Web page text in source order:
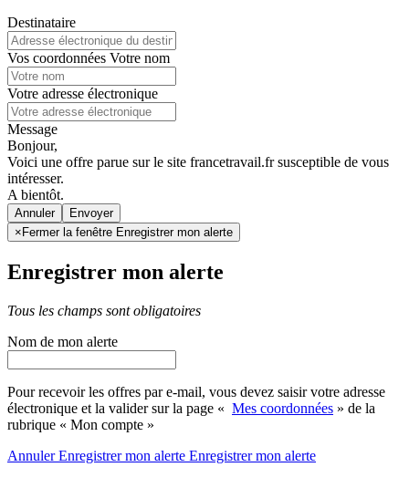
Destinataire
Vos coordonnées Votre nom
Votre adresse électronique
Message
Bonjour,
Voici une offre parue sur le site francetravail.fr susceptible de vous
intéresser.
A bientôt.
Annuler
× Fermer la fenêtre Enregistrer mon alerte
Enregistrer mon alerte
Tous les champs sont obligatoires
Nom de mon alerte
Pour recevoir les offres par e-mail, vous devez saisir votre adresse
électronique et la valider sur la page « Mes coordonnées » de la
rubrique « Mon compte »
AnnulerEnregistrer mon alerte Enregistrermon alerte